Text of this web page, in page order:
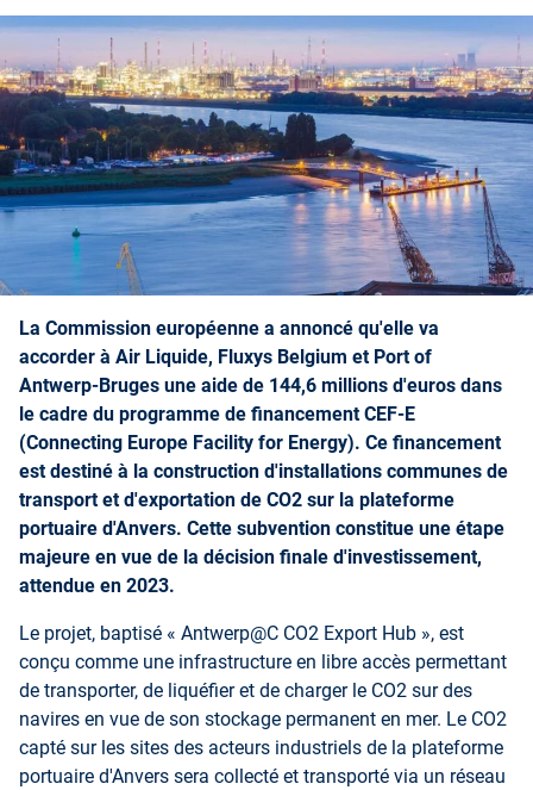
La Commission européenne a annoncé qu'elle va
accorder à Air Liquide, Fluxys Belgium et Port of
Antwerp-Bruges une aide de 144,6 millions d'euros dans
le cadre du programme de financement CEF-E
(Connecting Europe Facility for Energy). Ce financement
est destiné à la construction d'installations communes de
transport et d'exportation de CO2 sur la plateforme
portuaire d'Anvers. Cette subvention constitue une étape
majeure en vue de la décision finale d'investissement,
attendue en 2023.
Le projet, baptisé « Antwerp@C CO2 Export Hub », est
conçu comme une infrastructure en libre accès permettant
de transporter, de liquéfier et de charger le CO2 sur des
navires en vue de son stockage permanent en mer. Le CO2
capté sur les sites des acteurs industriels de la plateforme
portuaire d'Anvers sera collecté et transporté via un réseau